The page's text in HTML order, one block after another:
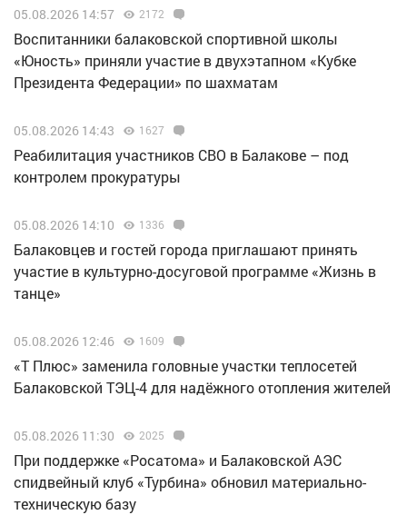
05.08.2026 14:57 2172
Воспитанники балаковской спортивной школы
«Юность» приняли участие в двухэтапном «Кубке
Президента Федерации» по шахматам
05.08.2026 14:43 1627
Реабилитация участников СВО в Балакове – под
контролем прокуратуры
05.08.2026 14:10 1336
Балаковцев и гостей города приглашают принять
участие в культурно-досуговой программе «Жизнь в
танце»
05.08.2026 12:46 1609
«Т Плюс» заменила головные участки теплосетей
Балаковской ТЭЦ-4 для надёжного отопления жителей
05.08.2026 11:30 2025
При поддержке «Росатома» и Балаковской АЭС
спидвейный клуб «Турбина» обновил материально-
техническую базу